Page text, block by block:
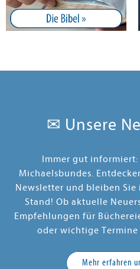
✉ Unsere
Immer gut informiert:
Michaelsbundes.
Newsletter und bleiben Sie
Stand! Ob aktuelle
Empfehlungen für
oder wichtige
Mehr erfahren